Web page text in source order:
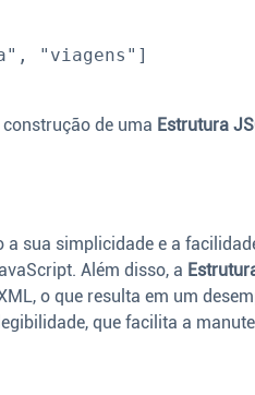
de uma Estrutura
a sua simplicidade e a
Além disso, a
o que resulta em um
que facilita a